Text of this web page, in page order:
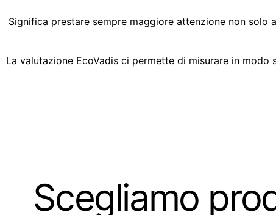
Significa prestare sempre maggiore attenzione non
La valutazione EcoVadis ci permette di misurare in
Scegliamo